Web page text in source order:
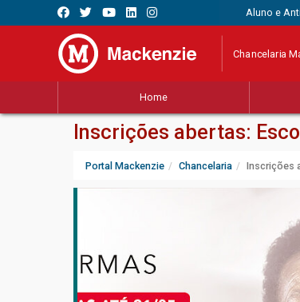
Aluno e
Chancelaria
Home
Inscrições abertas:
Portal Mackenzie Chancelaria Inscrições